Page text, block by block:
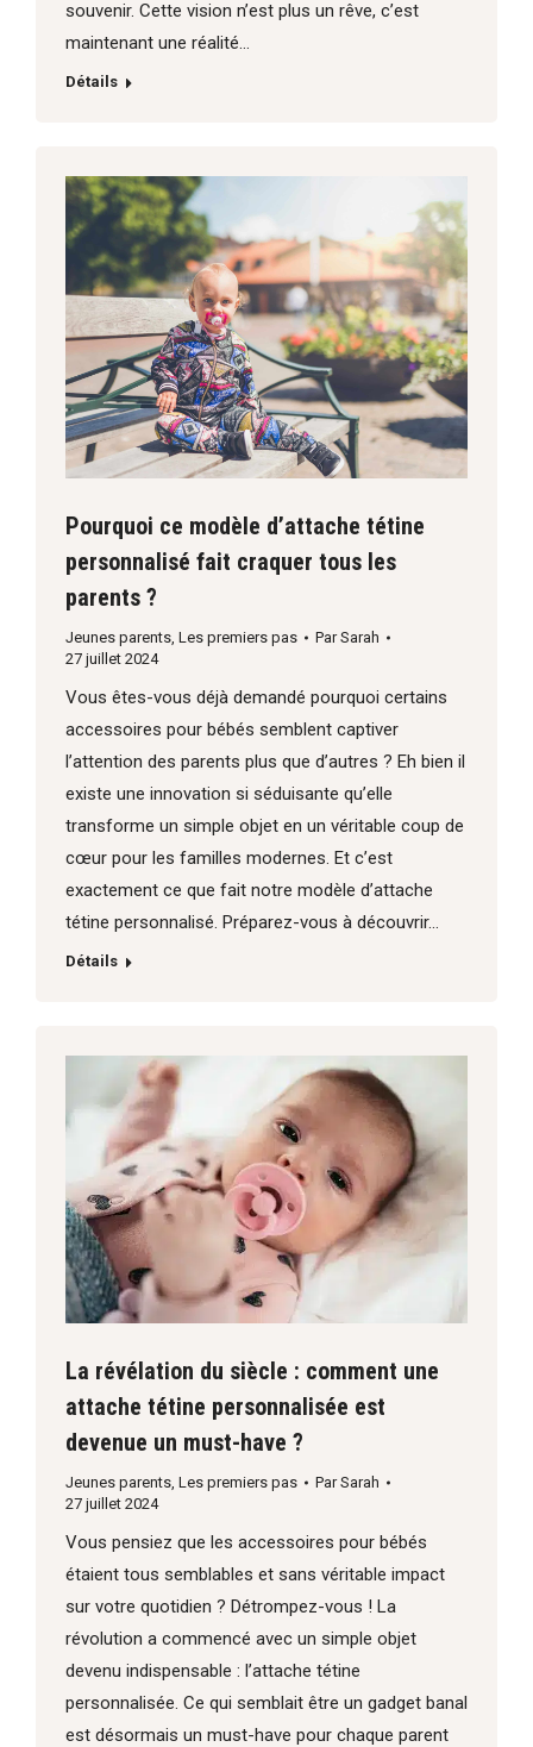
souvenir. Cette vision n’est plus un rêve, c’est
maintenant une réalité…
Détails
Pourquoi ce modèle d’attache tétine
personnalisé fait craquer tous les
parents ?
Jeunes parents Les premiers pas ParSarah
27 juillet 2024
Vous êtes-vous déjà demandé pourquoi certains
accessoires pour bébés semblent captiver
l’attention des parents plus que d’autres ? Eh bien il
existe une innovation si séduisante qu’elle
transforme un simple objet en un véritable coup de
cœur pour les familles modernes. Et c’est
exactement ce que fait notre modèle d’attache
tétine personnalisé. Préparez-vous à découvrir…
Détails
La révélation du siècle : comment une
attache tétine personnalisée est
devenue un must-have ?
Jeunes parents Les premiers pas ParSarah
27 juillet 2024
Vous pensiez que les accessoires pour bébés
étaient tous semblables et sans véritable impact
sur votre quotidien ? Détrompez-vous ! La
révolution a commencé avec un simple objet
devenu indispensable : l’attache tétine
personnalisée. Ce qui semblait être un gadget banal
est désormais un must-have pour chaque parent